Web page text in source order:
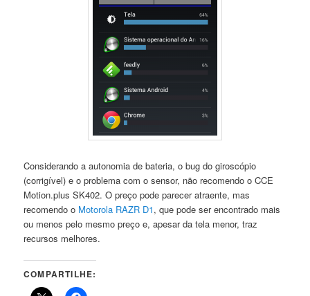
Considerando a autonomia de bateria, o bug do giroscópio
(corrigível) e o problema com o sensor, não recomendo o CCE
Motion.plus SK402. O preço pode parecer atraente, mas
recomendo o Motorola RAZR D1, que pode ser encontrado mais
ou menos pelo mesmo preço e, apesar da tela menor, traz
recursos melhores.
COMPARTILHE: